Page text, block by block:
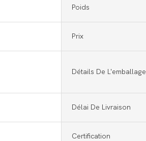
Poids
Prix
Détails De L'emballage
Délai De Livraison
Certification